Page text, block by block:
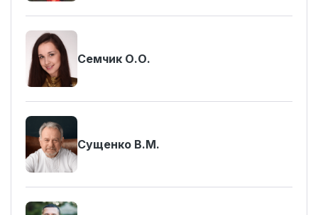
Семчик О.О.
Сущенко В.М.